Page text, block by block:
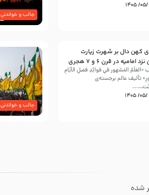
جالب و خواندنی
کهن دال بر شهرت زیارت
امامیه در قرن ۶ و ۷ هجری
«العَلَمُ المَشهور في فَوائِدِ فَضلِ الأيّامِ
تألیف عالم برجسته‌ی
جالب و خواندنی
شده